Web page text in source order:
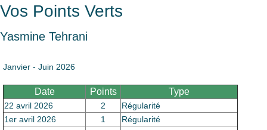
Classement
Vos Points Verts
Yasmine Tehrani
Janvier - Juin 2026
Date Points Type
22 avril 2026 2
Régularité
1er avril 2026
1
Régularité